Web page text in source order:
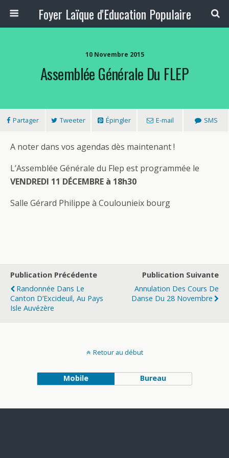
Foyer Laïque d'Education Populaire
10 Novembre 2015
Assemblée Générale Du FLEP
Partager Tweeter Épingler E-mail SMS
A noter dans vos agendas dès maintenant !
L’Assemblée Générale du Flep est programmée le
VENDREDI 11 DÉCEMBRE à 18h30
Salle Gérard Philippe à Coulounieix bourg
Publication Précédente
Randonnée Dans Le
Canton D’Excideuil, Au Pays
Isle Auvézère
Publication Suivante
Annulation Des Cours De
Danse Du 28 Novembre
Retour au début
Mobile Bureau